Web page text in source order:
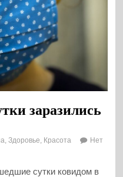
заразились
Здоровье, Красота
Нет
сутки ковидом в